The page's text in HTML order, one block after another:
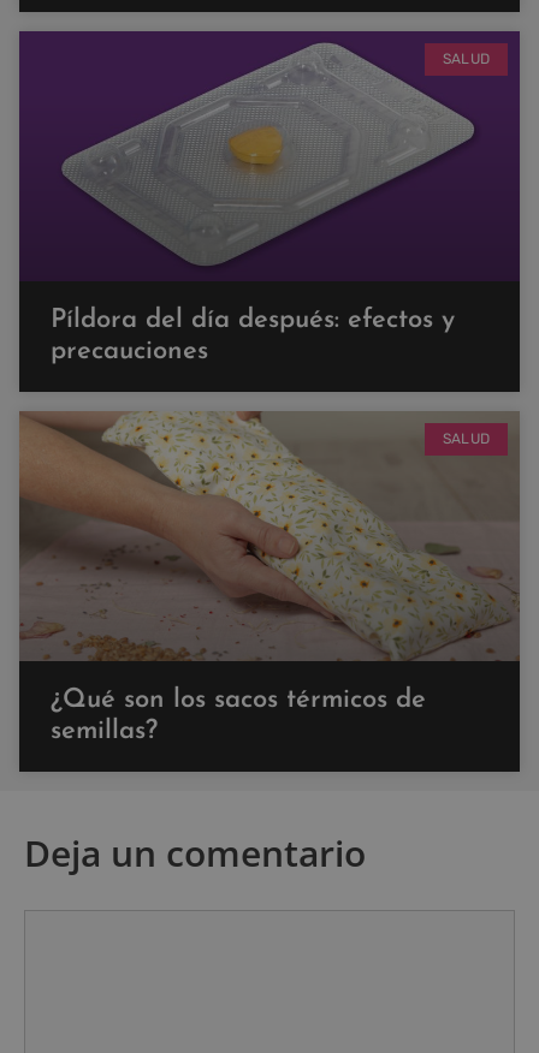
SALUD
Píldora del día después: efectos y
precauciones
SALUD
¿Qué son los sacos térmicos de
semillas?
Deja un comentario